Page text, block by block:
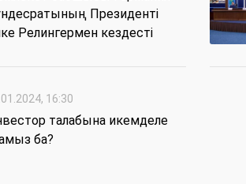
Президенті
Релингермен кездесті
16:30
талабына икемделе
ба?